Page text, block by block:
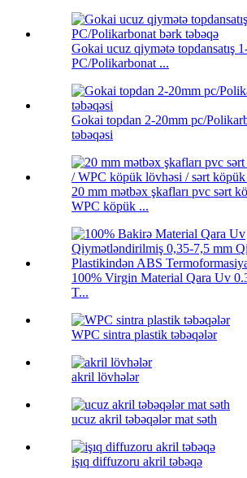
Gokai ucuz qiymətə topdansatış
PC/Polikarbonat ...
Gokai topdan 2-20mm pc/
təbəqəsi
20 mm mətbəx şkafları pvc sərt
WPC köpük ...
100% Virgin Material Qara Uv
T...
WPC sintra plastik təbəqələr
akril lövhələr
ucuz akril təbəqələr mat səth
işıq diffuzoru akril təbəqə